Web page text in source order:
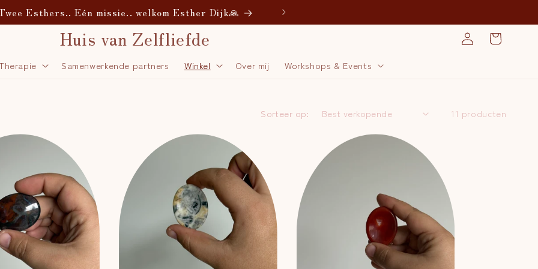
Esthers.. Eén missie.. welkom Esther Dijk🙏
Huis van Zelfliefde
Samenwerkende partners Winkel Over mij Workshops & Events
InloggenWinkelwagen
Sorteer op: 11 producten